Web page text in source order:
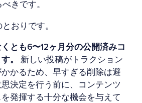
きです。
おりです。
とも6〜12ヶ月分の公開済みコ
。
新しい投稿がトラクション
かるため、早すぎる削除は避
決定を行う前に、コンテンツ
発揮する十分な機会を与えて